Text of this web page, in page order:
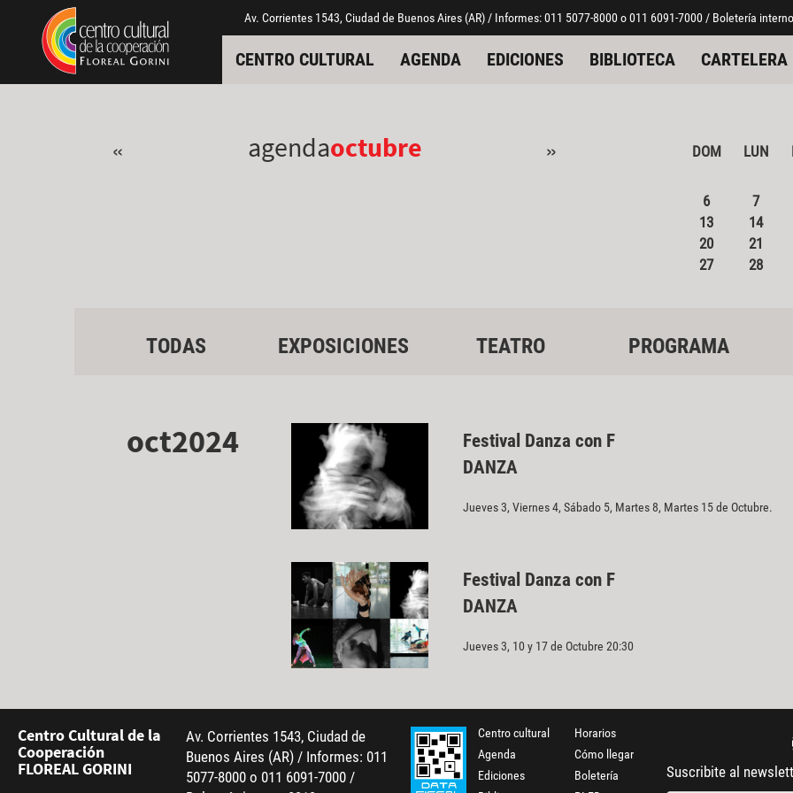
Pasar al contenido principal
Jump to main content Av. Corrientes 1543, Ciudad de Buenos Aires (AR) / Informes: 011 5077-8000 o 011 6091-7000 / Boletería
CENTRO CULTURAL AGENDA EDICIONES BIBLIOTECA CARTELERA
« agendaoctubre » DOM LUN
6
7
13
14
20
21
27
28
TODAS EXPOSICIONES TEATRO PROGRAMA
oct2024
Festival Danza con F
DANZA
Jueves 3, Viernes 4, Sábado 5, Martes 8, Martes 15 de Octubre.
Festival Danza con F
DANZA
Jueves 3, 10 y 17 de Octubre 20:30
Centro Cultural de la
Cooperación
FLOREAL GORINI
Av. Corrientes 1543, Ciudad de
Buenos Aires (AR) / Informes: 011
5077-8000 o 011 6091-7000 /
Centro cultural
Agenda
Ediciones
Horarios
Cómo llegar
Boletería
Suscribite al